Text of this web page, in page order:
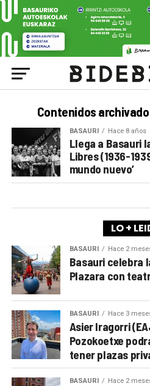
Contenidos
BASAURI Hace 8 años
Llega a Basauri
Libres (1936-
mundo nuevo’
LO +
BASAURI Hace 2
Basauri celebra
Plazara con
BASAURI Hace 3
Asier Iragorri
Pozokoetxe
tener plazas
BASAURI Hace 2